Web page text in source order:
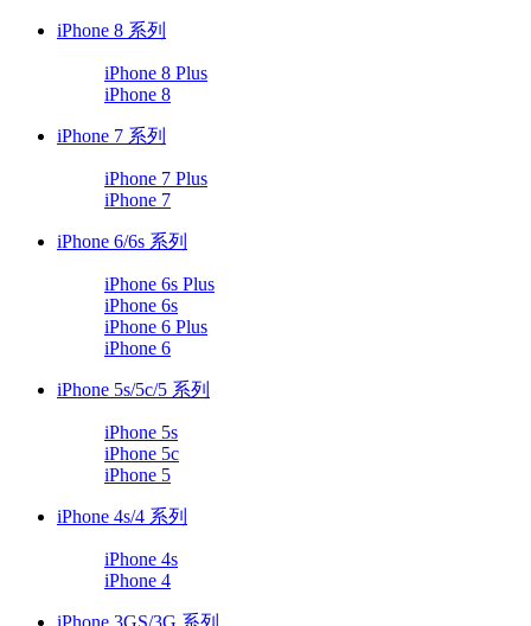
iPhone 8 系列
iPhone 8 Plus
iPhone 8
iPhone 7 系列
iPhone 7 Plus
iPhone 7
iPhone 6/6s 系列
iPhone 6s Plus
iPhone 6s
iPhone 6 Plus
iPhone 6
iPhone 5s/5c/5 系列
iPhone 5s
iPhone 5c
iPhone 5
iPhone 4s/4 系列
iPhone 4s
iPhone 4
iPhone 3GS/3G 系列